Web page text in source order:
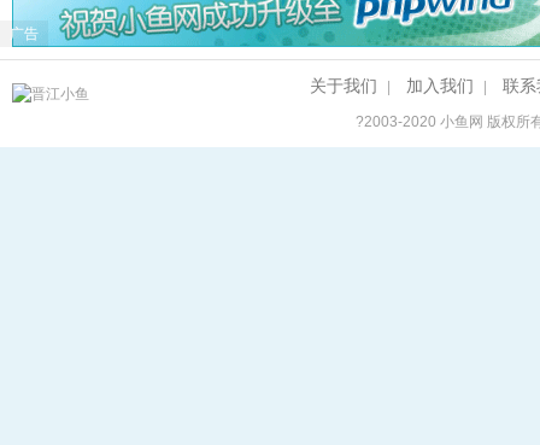
广告
关于我们 加入我们 联系
?2003-2020小鱼网 版权所